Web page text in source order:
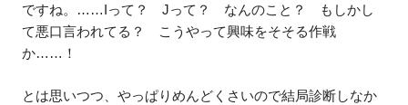
ですね。……Iって？ Jって？ なんのこと？ もしかし
て悪口言われてる？ こうやって興味をそそる作戦
か……！
とは思いつつ、やっぱりめんどくさいので結局診断しなか